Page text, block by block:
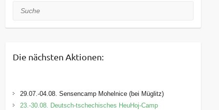
Suche
Die nächsten Aktionen:
29.07.-04.08. Sensencamp Mohelnice (bei Müglitz)
23.-30.08. Deutsch-tschechisches HeuHoj-Camp